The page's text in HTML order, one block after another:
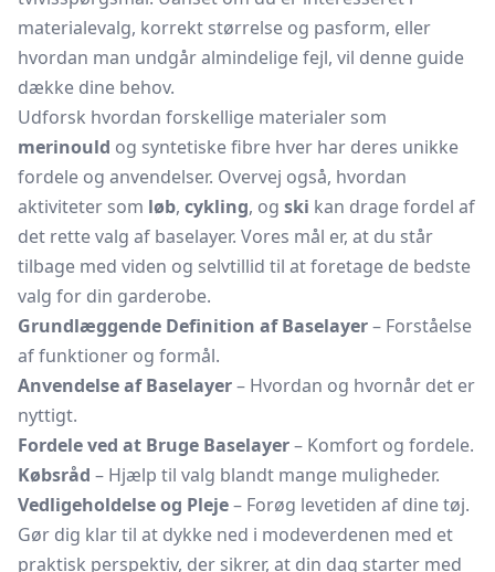
materialevalg, korrekt størrelse og pasform, eller
hvordan man undgår almindelige fejl, vil denne guide
dække dine behov.
Udforsk hvordan forskellige materialer som
merinould og syntetiske fibre hver har deres unikke
fordele og anvendelser. Overvej også, hvordan
aktiviteter som løb, cykling, og ski kan drage fordel af
det rette valg af baselayer. Vores mål er, at du står
tilbage med viden og selvtillid til at foretage de bedste
valg for din garderobe.
Grundlæggende Definition af Baselayer– Forståelse
af funktioner og formål.
Anvendelse af Baselayer– Hvordan og hvornår det er
nyttigt.
Fordele ved at Bruge Baselayer– Komfort og fordele.
Købsråd – Hjælp til valg blandt mange muligheder.
Vedligeholdelse og Pleje– Forøg levetiden af dine tøj.
Gør dig klar til at dykke ned i modeverdenen med et
praktisk perspektiv, der sikrer, at din dag starter med